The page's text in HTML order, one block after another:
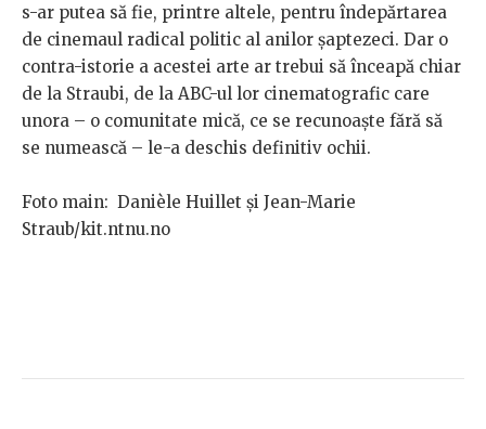
s-ar putea să fie, printre altele, pentru îndepărtarea
de cinemaul radical politic al anilor șaptezeci. Dar o
contra-istorie a acestei arte ar trebui să înceapă chiar
de la Straubi, de la ABC-ul lor cinematografic care
unora – o comunitate mică, ce se recunoaște fără să
se numească – le-a deschis definitiv ochii.
Foto main: Danièle Huillet și Jean-Marie
Straub/kit.ntnu.no